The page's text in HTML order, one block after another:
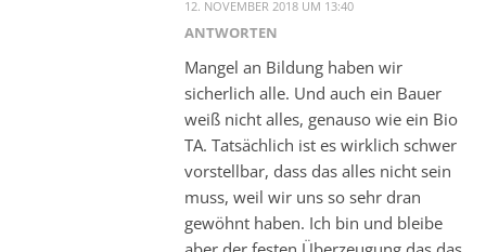
12. NOVEMBER 2018 UM 13:40
ANTWORTEN
Mangel an Bildung haben wir
sicherlich alle. Und auch ein Bauer
weiß nicht alles, genauso wie ein Bio
TA. Tatsächlich ist es wirklich schwer
vorstellbar, dass das alles nicht sein
muss, weil wir uns so sehr dran
gewöhnt haben. Ich bin und bleibe